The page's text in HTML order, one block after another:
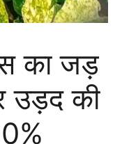
का जड़
उड़द की